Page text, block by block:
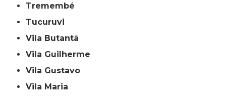
Tremembé
Tucuruvi
Vila Butantã
Vila Guilherme
Vila Gustavo
Vila Maria